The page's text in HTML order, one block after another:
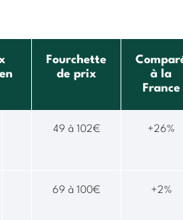
Fourchette
de prix
à la
France
49 à 102€ +26%
69 à 100€ +2%